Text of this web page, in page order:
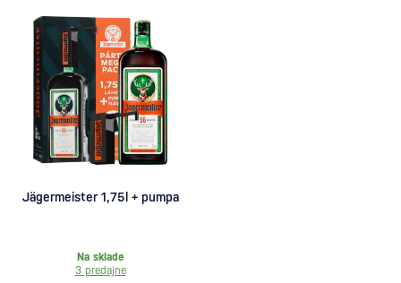
Jägermeister 1,75l + pumpa
Na sklade
3 predajne